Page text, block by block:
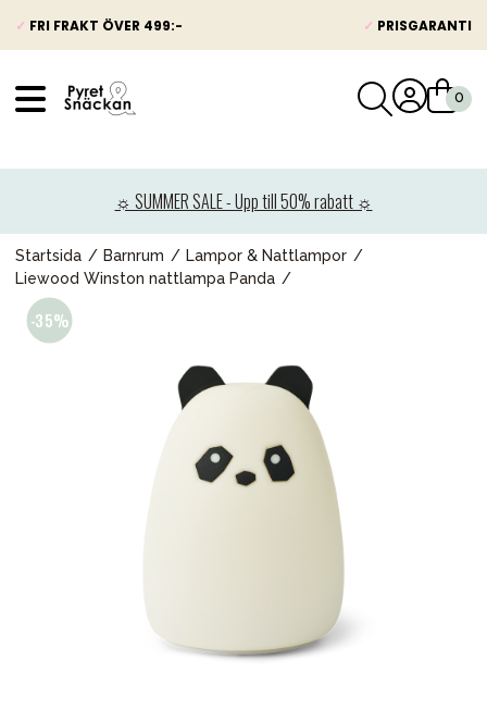
✓ FRI FRAKT ÖVER 499:- ✓ PRISGARANTI
☼ SUMMER SALE - Upp till 50% rabatt ☼
Startsida Barnrum
Lampor & Nattlampor
Liewood Winston nattlampa Panda
Barnvagnar
Bilbarnstolar
Leksaker
Möbler & bädd
Tillbehör
Våra favoriter